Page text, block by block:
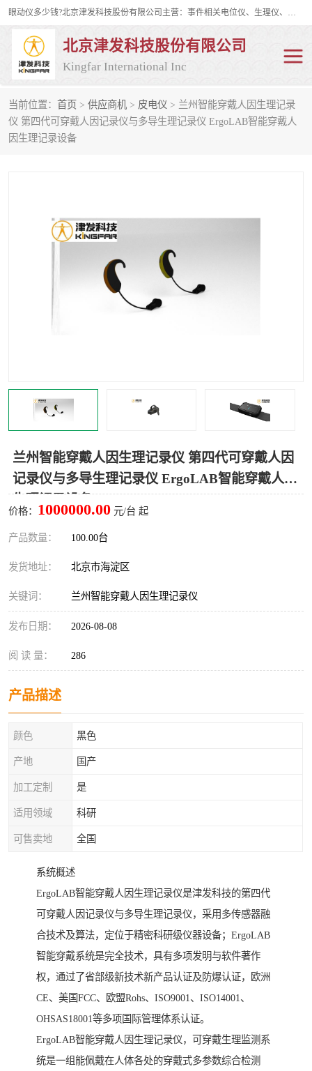
眼动仪多少钱?北京津发科技股份有限公司主营：事件相关电位仪、生理仪、肌电仪、脑电仪、皮电仪、眼动仪；是国家级高新技术企业、科技部认定的科技型中小企业和中关村高新技术企业，具备保密资格，具备自主进出口经营权；自主研发技术、产品与服务荣获多项省部级科学技术奖励、国家发明专利、国家软件著作权和省部级新技术新产品（服务）认证。
北京津发科技股份有限公司
Kingfar International Inc
当前位置： 首页 > 供应商机 > 皮电仪 > 兰州智能穿戴人因生理记录
仪 第四代可穿戴人因记录仪与多导生理记录仪 ErgoLAB智能穿戴人
因生理记录设备
兰州智能穿戴人因生理记录仪 第四代可穿戴人因
记录仪与多导生理记录仪 ErgoLAB智能穿戴人因
价格： 1000000.00 元/台 起
产品数量： 100.00台
发货地址： 北京市海淀区
关键词： 兰州智能穿戴人因生理记录仪
发布日期： 2026-08-08
阅 读 量： 286
产品描述
颜色 黑色
产地 国产
加工定制 是
适用领域 科研
可售卖地 全国
系统概述
ErgoLAB智能穿戴人因生理记录仪是津发科技的第四代
可穿戴人因记录仪与多导生理记录仪，采用多传感器融
合技术及算法，定位于精密科研级仪器设备；ErgoLAB
智能穿戴系统是完全技术，具有多项发明与软件著作
权，通过了省部级新技术新产品认证及防爆认证，欧洲
CE、美国FCC、欧盟Rohs、ISO9001、ISO14001、
OHSAS18001等多项国际管理体系认证。
ErgoLAB智能穿戴人因生理记录仪，可穿戴生理监测系
统是一组能佩戴在人体各处的穿戴式多参数综合检测
皮电仪 脑电仪
行为观察与表情分析
人机交互实验室
神经营销与消费行为实验 车俩与驾驶模拟
人机环境同步云平台